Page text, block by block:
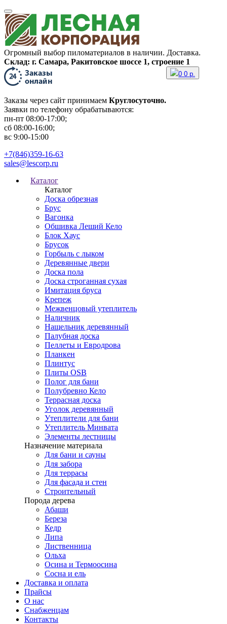
Огромный выбор пиломатериалов в наличии. Доставка.
Склад: г. Самара, Ракитовское шоссе 1, строение 1
Заказы через сайт принимаем Круглосуточно.
Заявки по телефону обрабатываются:
пн-пт 08:00-17:00;
сб 08:00-16:00;
вс 9:00-15:00
0 0 р.
+7(846)359-16-63
sales@lescorp.ru
Каталог
Каталог
Доска обрезная
Брус
Вагонка
Обшивка Леший Кело
Блок Хаус
Брусок
Горбыль с лыком
Деревянные двери
Доска пола
Доска строганная сухая
Имитация бруса
Крепеж
Межвенцовый утеплитель
Наличник
Нащельник деревянный
Палубная доска
Пеллеты и Евродрова
Планкен
Плинтус
Плиты OSB
Полог для бани
Полубревно Кело
Террасная доска
Уголок деревянный
Утеплители для бани
Утеплитель Минвата
Элементы лестницы
Назначение материала
Для бани и сауны
Для забора
Для террасы
Для фасада и стен
Строительный
Порода дерева
Абаши
Береза
Кедр
Липа
Лиственница
Ольха
Осина и Термоосина
Сосна и ель
Доставка и оплата
Прайсы
О нас
Снабженцам
Контакты